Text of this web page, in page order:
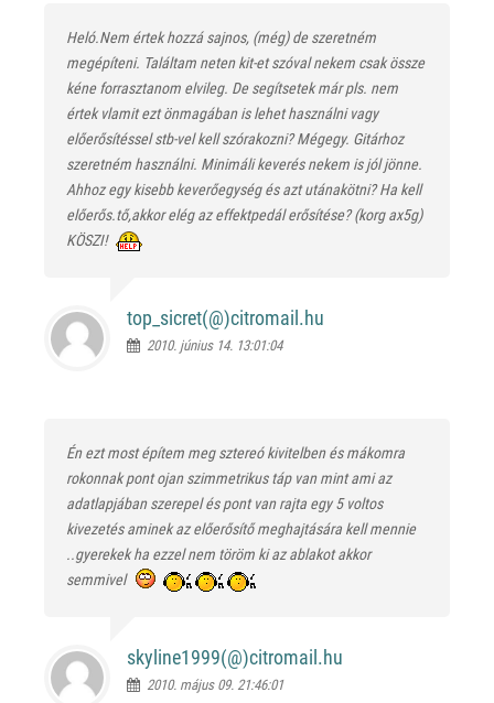
Heló.Nem értek hozzá sajnos, (még) de szeretném
megépíteni. Találtam neten kit-et szóval nekem csak össze
kéne forrasztanom elvileg. De segítsetek már pls. nem
értek vlamit ezt önmagában is lehet használni vagy
előerősítéssel stb-vel kell szórakozni? Mégegy. Gitárhoz
szeretném használni. Minimáli keverés nekem is jól jönne.
Ahhoz egy kisebb keverőegység és azt utánakötni? Ha kell
előerős.tő,akkor elég az effektpedál erősítése? (korg ax5g)
KÖSZI!
top_sicret(@)citromail.hu
2010. június 14. 13:01:04
Én ezt most építem meg sztereó kivitelben és mákomra
rokonnak pont ojan szimmetrikus táp van mint ami az
adatlapjában szerepel és pont van rajta egy 5 voltos
kivezetés aminek az előerősítő meghajtására kell mennie
..gyerekek ha ezzel nem töröm ki az ablakot akkor
semmivel
skyline1999(@)citromail.hu
2010. május 09. 21:46:01